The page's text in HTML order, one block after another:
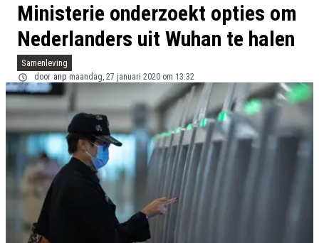
Ministerie onderzoekt opties om
Nederlanders uit Wuhan te halen
Samenleving
door anp maandag, 27 januari 2020 om 13:32